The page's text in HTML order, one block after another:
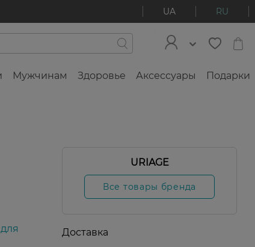
UA RU
Мужчинам Здоровье Аксессуары Подарки
URIAGE
Все товары бренда
Доставка